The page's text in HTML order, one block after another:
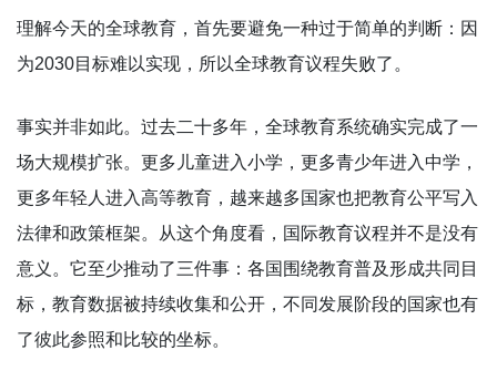
理解今天的全球教育，首先要避免一种过于简单的判断：因
为2030目标难以实现，所以全球教育议程失败了。
事实并非如此。过去二十多年，全球教育系统确实完成了一
场大规模扩张。更多儿童进入小学，更多青少年进入中学，
更多年轻人进入高等教育，越来越多国家也把教育公平写入
法律和政策框架。从这个角度看，国际教育议程并不是没有
意义。它至少推动了三件事：各国围绕教育普及形成共同目
标，教育数据被持续收集和公开，不同发展阶段的国家也有
了彼此参照和比较的坐标。